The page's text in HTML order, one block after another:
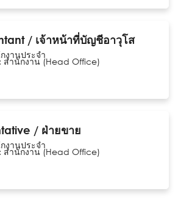
/ เจ้าหน้าที่บัญชีอาวุโส
งานประจำ
สำนักงาน (Head Office)
/ ฝ่ายขาย
งานประจำ
สำนักงาน (Head Office)